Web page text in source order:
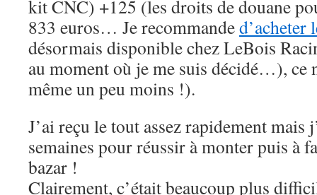
kit CNC) +125 (les droits de douane
833 euros… Je recommanded’acheter
désormais disponible chez LeBois
au moment où je me suis décidé…), ce
même un peu moins !).
J’ai reçu le tout assez rapidement mais
semaines pour réussir à monter puis à
bazar !
Clairement, c’était beaucoup plus